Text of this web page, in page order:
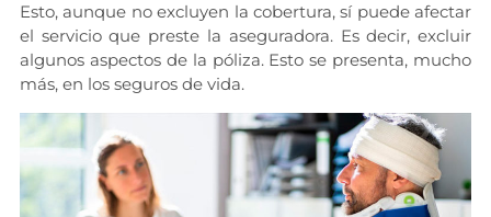
Esto, aunque no excluyen la cobertura, sí puede afectar
el servicio que preste la aseguradora. Es decir, excluir
algunos aspectos de la póliza. Esto se presenta, mucho
más, en los seguros de vida.